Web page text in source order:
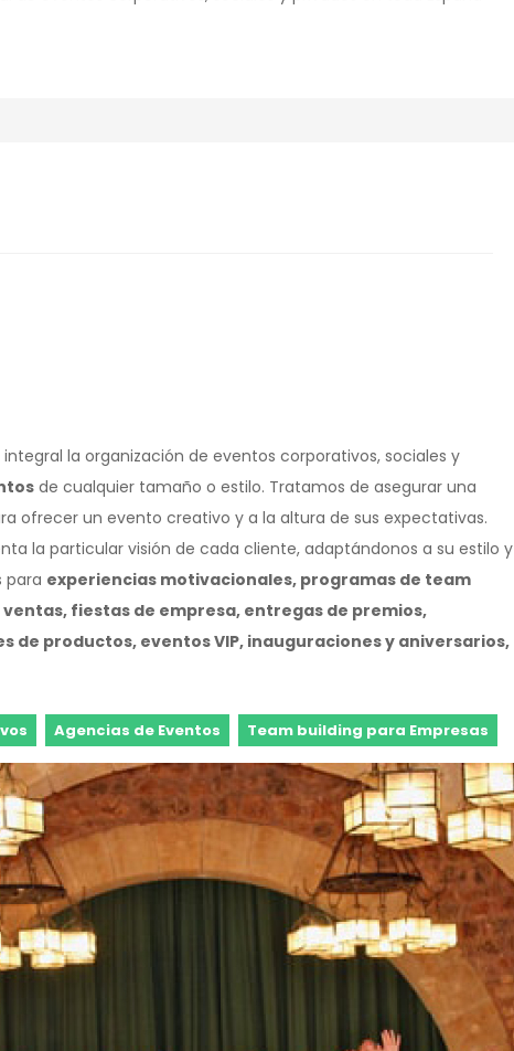
la organización de eventos corporativos, sociales y
de cualquier tamaño o estilo. Tratamos de asegurar una
ofrecer un evento creativo y a la altura de sus expectativas.
la particular visión de cada cliente, adaptándonos a su estilo y
para experiencias motivacionales, programas de team
fiestas de empresa, entregas de premios,
de productos, eventos VIP, inauguraciones y aniversarios,
Agencias de Eventos Team building para Empresas